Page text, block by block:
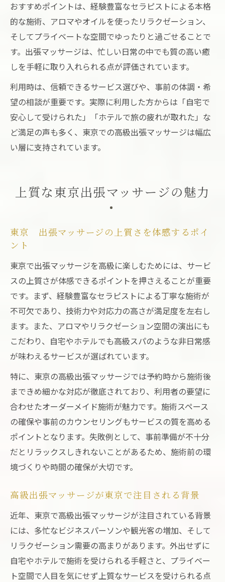
おすすめポイントは、経験豊富なセラピストによる本格
的な施術、アロマやオイルを使ったリラクゼーション、
そしてプライベートな空間でゆったりと過ごせることで
す。出張マッサージは、忙しい日常の中でも質の高い癒
しを手軽に取り入れられる点が評価されています。
利用時は、信頼できるサービス選びや、事前の体調・希
望の相談が重要です。実際に利用した方からは「自宅で
安心して受けられた」「ホテルで旅の疲れが取れた」な
ど満足の声も多く、東京での高級出張マッサージは幅広
い層に支持されています。
上質な東京出張マッサージの魅力
東京 出張マッサージの上質さを体感するポイ
ント
東京で出張マッサージを高級に楽しむためには、サービ
スの上質さが体感できるポイントを押さえることが重要
です。まず、経験豊富なセラピストによる丁寧な施術が
不可欠であり、技術力や対応力の高さが満足度を左右し
ます。また、アロマやリラクゼーション空間の演出にも
こだわり、自宅やホテルでも高級スパのような非日常感
が味わえるサービスが選ばれています。
特に、東京の高級出張マッサージでは予約時から施術後
まできめ細かな対応が徹底されており、利用者の要望に
合わせたオーダーメイド施術が魅力です。施術スペース
の確保や事前のカウンセリングもサービスの質を高める
ポイントとなります。失敗例として、事前準備が不十分
だとリラックスしきれないことがあるため、施術前の環
境づくりや時間の確保が大切です。
高級出張マッサージが東京で注目される背景
近年、東京で高級出張マッサージが注目されている背景
には、多忙なビジネスパーソンや観光客の増加、そして
リラクゼーション需要の高まりがあります。外出せずに
自宅やホテルで施術を受けられる手軽さと、プライベー
ト空間で人目を気にせず上質なサービスを受けられる点